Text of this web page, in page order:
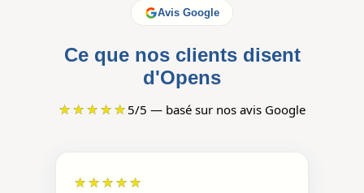
Avis Google
Ce que nos clients disent
d'Opens
★★★★★ 5/5 — basé sur nos avis Google
★★★★★